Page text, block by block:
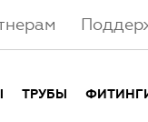
ТРУБЫ